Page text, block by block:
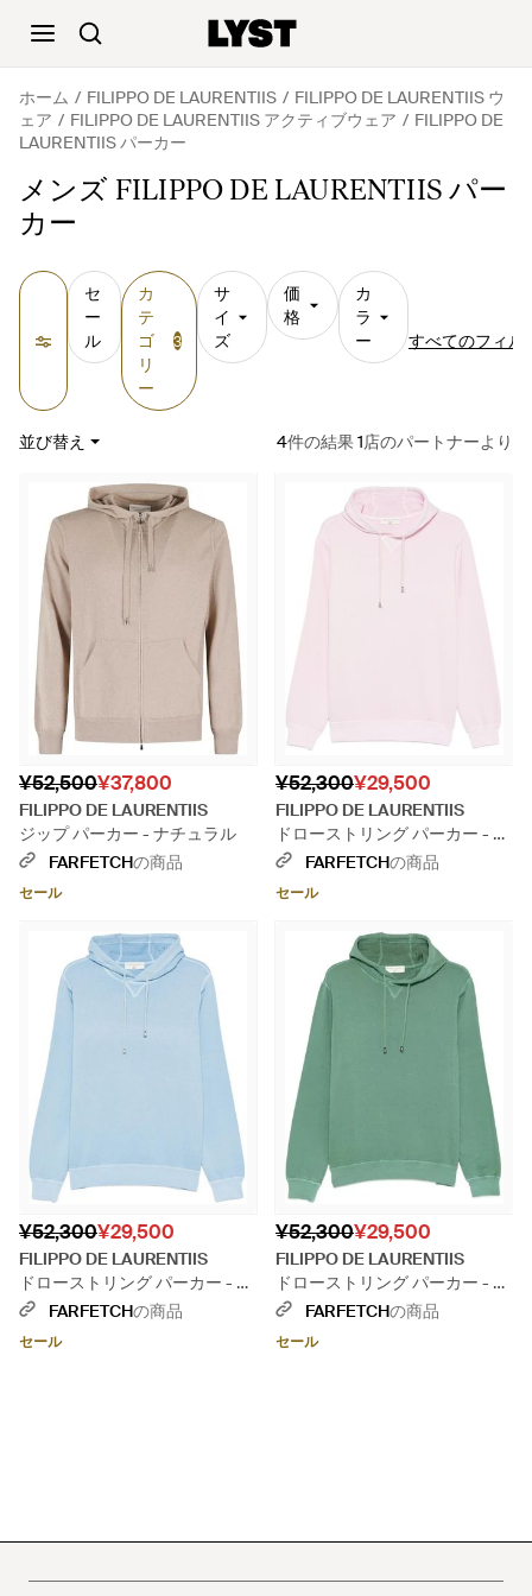
ホーム FILIPPO DE LAURENTIIS
FILIPPO DE LAURENTIIS ウ
ェア
FILIPPO DE LAURENTIIS アクティブウェア
FILIPPO DE
LAURENTIIS パーカー
メンズ FILIPPO DE LAURENTIIS パー
カー
セ
ー
ル
カ
テ
ゴ
リ
ー
3
サ
イ
ズ
価
格
カ
ラ
ー
すべてのフィル
並び替え 4件の結果 1店のパートナーより
¥52,500¥37,800
FILIPPO DE LAURENTIIS
ジップ パーカー - ナチュラル
FARFETCHの商品
セール
¥52,300¥29,500
FILIPPO DE LAURENTIIS
ドローストリング パーカー - ピ
ンクFARFETCHの商品
セール
¥52,300¥29,500
FILIPPO DE LAURENTIIS
ドローストリング パーカー - ブ
ルーFARFETCHの商品
セール
¥52,300¥29,500
FILIPPO DE LAURENTIIS
ドローストリング パーカー - グ
リーンFARFETCHの商品
セール